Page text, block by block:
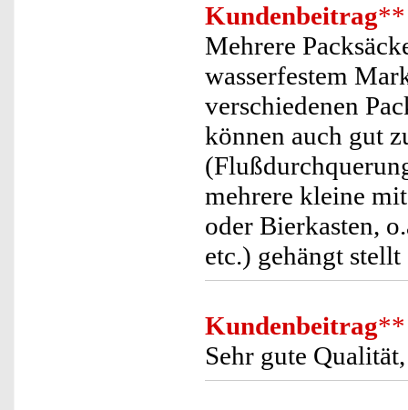
Kundenbeitrag**
Mehrere
wasserfestem
verschiedenen
können auch gut
mehrere kleine
oder Bierkasten,
etc.) gehängt
Kundenbeitrag**
Sehr gute